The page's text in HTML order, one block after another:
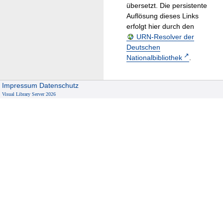
übersetzt. Die persistente
Auflösung dieses Links
erfolgt hier durch den
URN-Resolver der
Deutschen
Nationalbibliothek
.
Impressum Datenschutz
Visual Library Server 2026